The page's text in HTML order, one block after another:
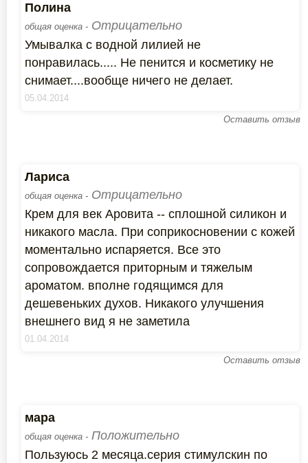
Полина
общая оценка - Отрицательно
Умывалка с водной лилией не
понравилась..... Не пенится и косметику не
снимает....вообще ничего не делает.
05.04.2014
Оставить отзыв
Лариса
общая оценка - Отрицательно
Крем для век Аровита -- сплошной силикон и
никакого масла. При соприкосновении с кожей
моментально испаряется. Все это
сопровождается приторным и тяжелым
ароматом. вполне годящимся для
дешевеньких духов. Никакого улучшения
внешнего вид я не заметила
01.04.2014
Оставить отзыв
мара
общая оценка - Положительно
Пользуюсь 2 месяца.серия стимулскин по